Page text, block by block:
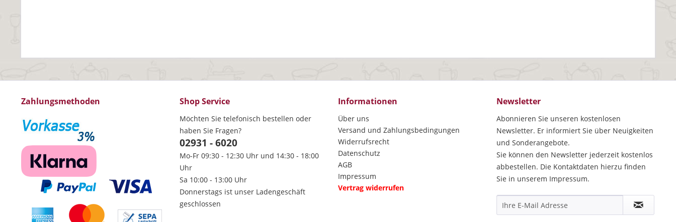
Zahlungsmethoden Shop Service
Möchten Sie telefonisch bestellen oder
haben Sie Fragen?
02931 - 6020
Mo-Fr 09:30 - 12:30 Uhr und 14:30 - 18:00
Uhr
Sa 10:00 - 13:00 Uhr
Donnerstags ist unser Ladengeschäft
geschlossen
Informationen
Über uns
Versand und Zahlungsbedingungen
Widerrufsrecht
Datenschutz
AGB
Impressum
Vertrag widerrufen
Newsletter
Abonnieren Sie unseren kostenlosen
Newsletter. Er informiert Sie über Neuigkeiten
und Sonderangebote.
Sie können den Newsletter jederzeit kostenlos
abbestellen. Die Kontaktdaten hierzu finden
Sie in unserem Impressum.